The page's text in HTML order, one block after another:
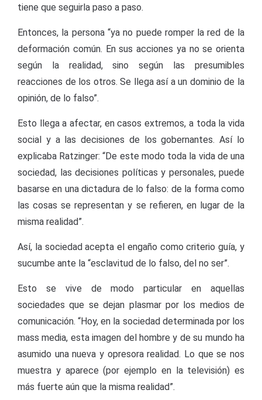
tiene que seguirla paso a paso.
Entonces, la persona “ya no puede romper la red de la
deformación común. En sus acciones ya no se orienta
según la realidad, sino según las presumibles
reacciones de los otros. Se llega así a un dominio de la
opinión, de lo falso”.
Esto llega a afectar, en casos extremos, a toda la vida
social y a las decisiones de los gobernantes. Así lo
explicaba Ratzinger: “De este modo toda la vida de una
sociedad, las decisiones políticas y personales, puede
basarse en una dictadura de lo falso: de la forma como
las cosas se representan y se refieren, en lugar de la
misma realidad”.
Así, la sociedad acepta el engaño como criterio guía, y
sucumbe ante la “esclavitud de lo falso, del no ser”.
Esto se vive de modo particular en aquellas
sociedades que se dejan plasmar por los medios de
comunicación. “Hoy, en la sociedad determinada por los
mass media, esta imagen del hombre y de su mundo ha
asumido una nueva y opresora realidad. Lo que se nos
muestra y aparece (por ejemplo en la televisión) es
más fuerte aún que la misma realidad”.